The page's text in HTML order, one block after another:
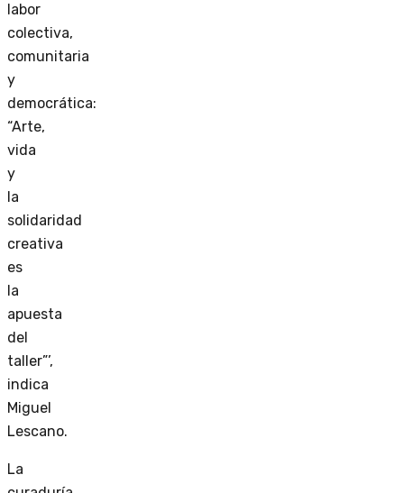
labor
colectiva,
comunitaria
y
democrática:
“Arte,
vida
y
la
solidaridad
creativa
es
la
apuesta
del
taller”’,
indica
Miguel
Lescano.
La